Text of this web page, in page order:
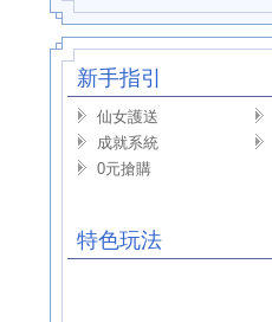
新手指引
仙女護送
成就系統
0元搶購
特色玩法